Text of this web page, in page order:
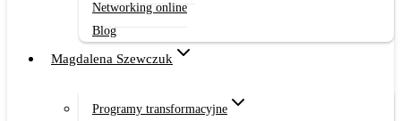
Networking online
Blog
Magdalena Szewczuk
Programy transformacyjne